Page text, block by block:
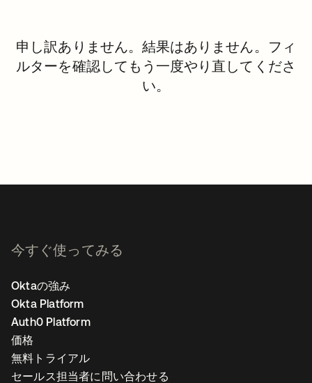
申し訳ありません。結果はありません。フィ
ルターを確認してもう一度やり直してくださ
い。
今すぐ使ってみる
Oktaの強み
Okta Platform
Auth0 Platform
価格
無料トライアル
セールス担当者に問い合わせる